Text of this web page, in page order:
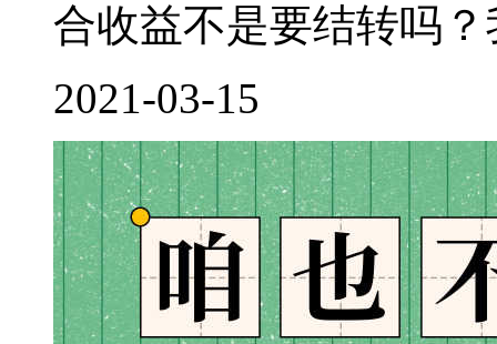
合收益不是要结转吗
2021-03-15